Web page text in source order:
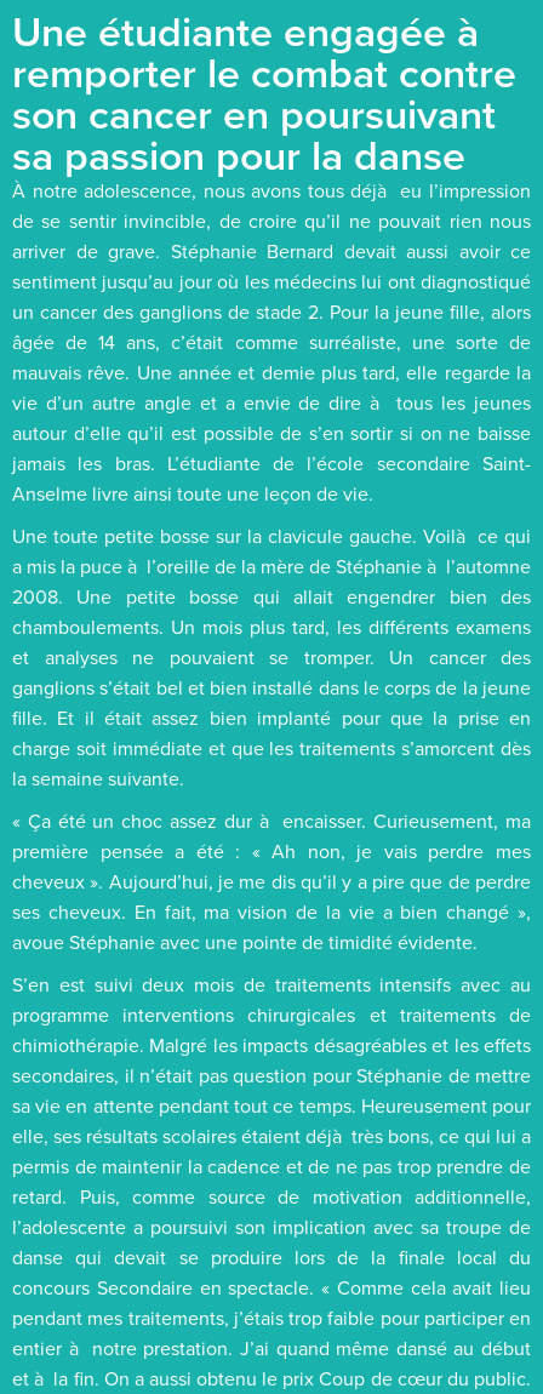
Une étudiante engagée à
remporter le combat contre
son cancer en poursuivant
sa passion pour la danse
À notre adolescence, nous avons tous déjà eu l’impression
de se sentir invincible, de croire qu’il ne pouvait rien nous
arriver de grave. Stéphanie Bernard devait aussi avoir ce
sentiment jusqu’au jour où les médecins lui ont diagnostiqué
un cancer des ganglions de stade 2. Pour la jeune fille, alors
âgée de 14 ans, c’était comme surréaliste, une sorte de
mauvais rêve. Une année et demie plus tard, elle regarde la
vie d’un autre angle et a envie de dire à tous les jeunes
autour d’elle qu’il est possible de s’en sortir si on ne baisse
jamais les bras. L’étudiante de l’école secondaire Saint-
Anselme livre ainsi toute une leçon de vie.
Une toute petite bosse sur la clavicule gauche. Voilà ce qui
a mis la puce à l’oreille de la mère de Stéphanie à l’automne
2008. Une petite bosse qui allait engendrer bien des
chamboulements. Un mois plus tard, les différents examens
et analyses ne pouvaient se tromper. Un cancer des
ganglions s’était bel et bien installé dans le corps de la jeune
fille. Et il était assez bien implanté pour que la prise en
charge soit immédiate et que les traitements s’amorcent dès
la semaine suivante.
« Ça été un choc assez dur à encaisser. Curieusement, ma
première pensée a été : « Ah non, je vais perdre mes
cheveux ». Aujourd’hui, je me dis qu’il y a pire que de perdre
ses cheveux. En fait, ma vision de la vie a bien changé »,
avoue Stéphanie avec une pointe de timidité évidente.
S’en est suivi deux mois de traitements intensifs avec au
programme interventions chirurgicales et traitements de
chimiothérapie. Malgré les impacts désagréables et les effets
secondaires, il n’était pas question pour Stéphanie de mettre
sa vie en attente pendant tout ce temps. Heureusement pour
elle, ses résultats scolaires étaient déjà très bons, ce qui lui a
permis de maintenir la cadence et de ne pas trop prendre de
retard. Puis, comme source de motivation additionnelle,
l’adolescente a poursuivi son implication avec sa troupe de
danse qui devait se produire lors de la finale local du
concours Secondaire en spectacle. « Comme cela avait lieu
pendant mes traitements, j’étais trop faible pour participer en
entier à notre prestation. J’ai quand même dansé au début
et à la fin. On a aussi obtenu le prix Coup de cœur du public.